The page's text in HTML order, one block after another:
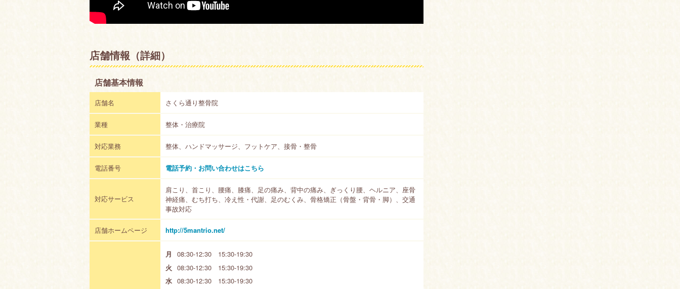
店舗情報（詳細）
店舗基本情報
店舗名 さくら通り整骨院
業種 整体・治療院
対応業務 整体、ハンドマッサージ、フットケア、接骨・整骨
電話番号 電話予約・お問い合わせはこちら
対応サービス
肩こり、首こり、腰痛、膝痛、足の痛み、背中の痛み、ぎっくり腰、ヘルニア、座骨
神経痛、むち打ち、冷え性・代謝、足のむくみ、骨格矯正（骨盤・背骨・脚）、交通
事故対応
店舗ホームページ http://5mantrio.net/
月
08:30-12:30 15:30-19:30
火 08:30-12:30 15:30-19:30
水 08:30-12:30 15:30-19:30